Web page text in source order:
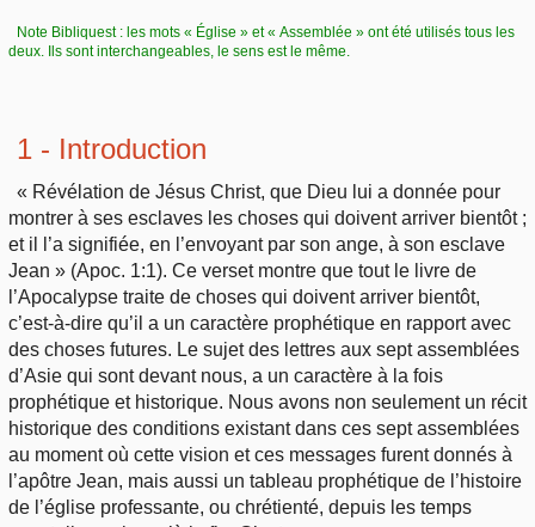
Note Bibliquest : les mots « Église » et « Assemblée » ont été utilisés tous les
deux. Ils sont interchangeables, le sens est le même.
1 - Introduction
« Révélation de Jésus Christ, que Dieu lui a donnée pour
montrer à ses esclaves les choses qui doivent arriver bientôt ;
et il l’a signifiée, en l’envoyant par son ange, à son esclave
Jean » (Apoc. 1:1). Ce verset montre que tout le livre de
l’Apocalypse traite de choses qui doivent arriver bientôt,
c’est-à-dire qu’il a un caractère prophétique en rapport avec
des choses futures. Le sujet des lettres aux sept assemblées
d’Asie qui sont devant nous, a un caractère à la fois
prophétique et historique. Nous avons non seulement un récit
historique des conditions existant dans ces sept assemblées
au moment où cette vision et ces messages furent donnés à
l’apôtre Jean, mais aussi un tableau prophétique de l’histoire
de l’église professante, ou chrétienté, depuis les temps